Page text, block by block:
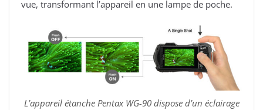
vue, transformant l’appareil en une lampe de poche.
L’appareil étanche Pentax WG-90 dispose d’un éclairage